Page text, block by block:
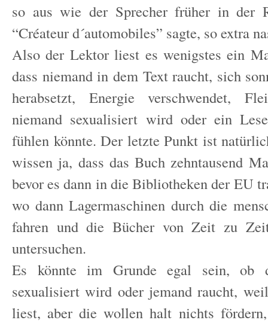
so aus wie der Sprecher früher in der
“Créateur d´automobiles” sagte, so extra
Also der Lektor liest es wenigstes ein
dass niemand in dem Text raucht, sich
herabsetzt, Energie verschwendet,
niemand sexualisiert wird oder ein
fühlen könnte. Der letzte Punkt ist
wissen ja, dass das Buch zehntausend
bevor es dann in die Bibliotheken der EU
wo dann Lagermaschinen durch die
fahren und die Bücher von Zeit zu
untersuchen.
Es könnte im Grunde egal sein, ob
sexualisiert wird oder jemand raucht,
liest, aber die wollen halt nichts